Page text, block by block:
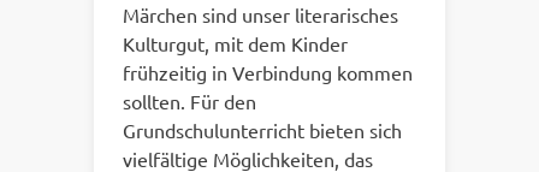
Märchen sind unser literarisches
Kulturgut, mit dem Kinder
frühzeitig in Verbindung kommen
sollten. Für den
Grundschulunterricht bieten sich
vielfältige Möglichkeiten, das